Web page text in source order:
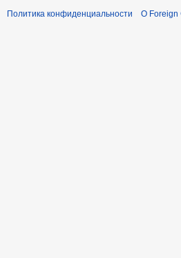
Политика конфиденциальности О Foreign